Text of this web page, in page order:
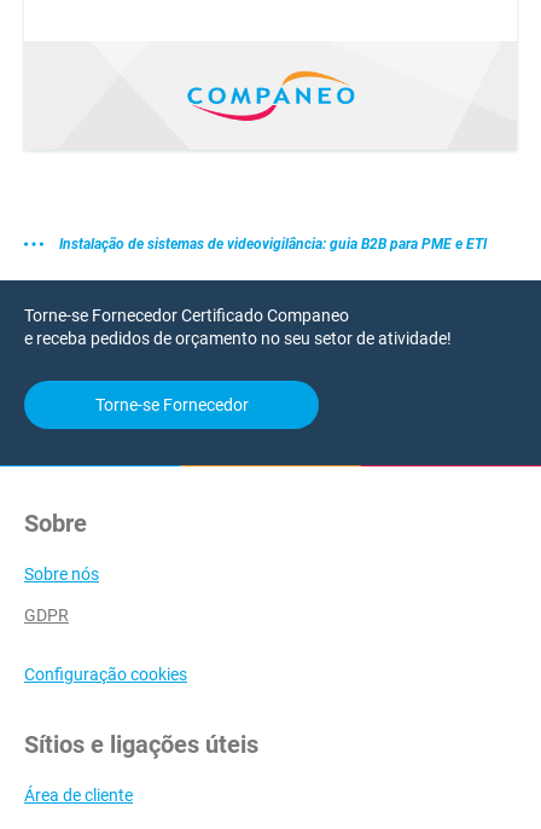
Instalação de sistemas de videovigilância: guia B2B para PME e ETI
Torne-se Fornecedor Certificado Companeo
e receba pedidos de orçamento no seu setor de atividade!
Torne-se Fornecedor
Sobre
Sobre nós
GDPR
Configuração cookies
Sítios e ligações úteis
Área de cliente